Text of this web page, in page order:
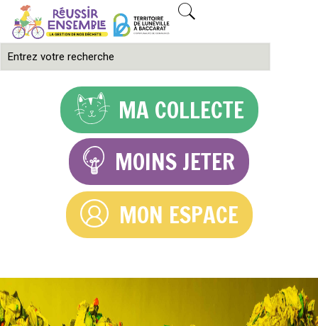
MA COLLECTE
MOINS JETER
MON ESPACE